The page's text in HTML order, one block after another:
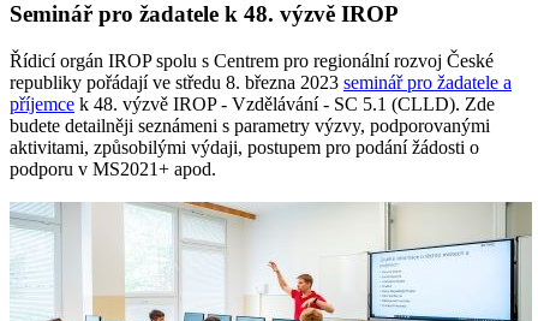
Seminář pro žadatele k 48. výzvě IROP
Řídicí orgán IROP spolu s Centrem pro regionální rozvoj České
republiky pořádají ve středu 8. března 2023 seminář pro žadatele a
příjemce k 48. výzvě IROP - Vzdělávání - SC 5.1 (CLLD). Zde
budete detailněji seznámeni s parametry výzvy, podporovanými
aktivitami, způsobilými výdaji, postupem pro podání žádosti o
podporu v MS2021+ apod.